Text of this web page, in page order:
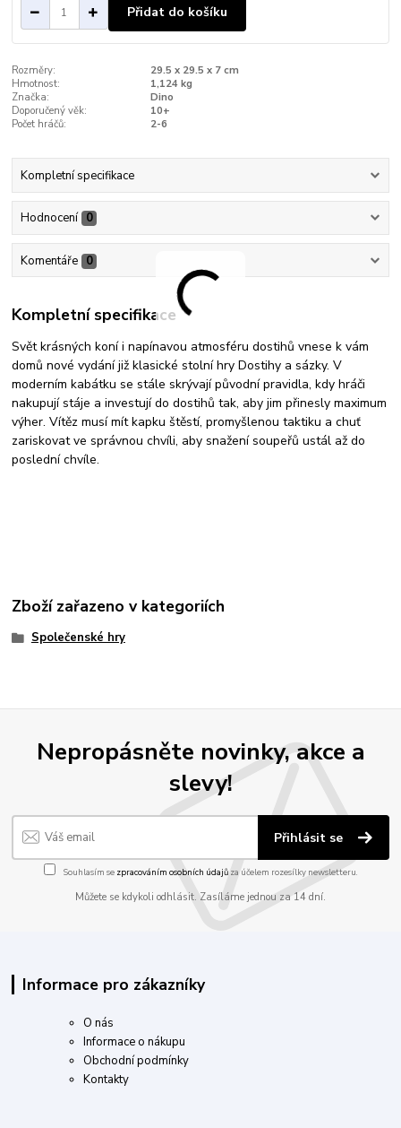
Přidat do košíku
Rozměry:
29.5 x 29.5 x 7 cm
Hmotnost:
1,124 kg
Značka:
Dino
Doporučený věk:
10+
Počet hráčů:
2-6
Kompletní specifikace
Hodnocení 0
Komentáře 0
Kompletní specifikace
Svět krásných koní i napínavou atmosféru dostihů vnese k vám
domů nové vydání již klasické stolní hry Dostihy a sázky. V
moderním kabátku se stále skrývají původní pravidla, kdy hráči
nakupují stáje a investují do dostihů tak, aby jim přinesly maximum
výher. Vítěz musí mít kapku štěstí, promyšlenou taktiku a chuť
zariskovat ve správnou chvíli, aby snažení soupeřů ustál až do
poslední chvíle.
Zboží zařazeno v kategoriích
Společenské hry
Nepropásněte novinky, akce a
slevy!
Přihlásit se
Souhlasím se zpracováním osobních údajůza účelem rozesílky newsletteru.
Můžete se kdykoli odhlásit. Zasíláme jednou za 14 dní.
Informace pro zákazníky
O nás
Informace o nákupu
Obchodní podmínky
Kontakty